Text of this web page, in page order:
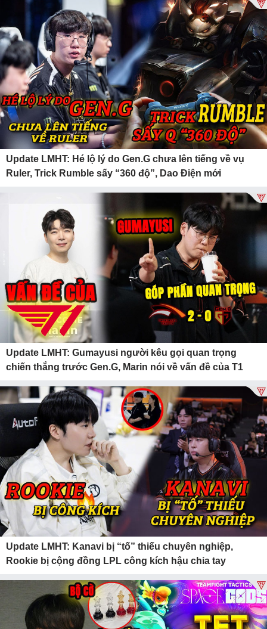
Update LMHT: Hé lộ lý do Gen.G chưa lên tiếng về vụ
Ruler, Trick Rumble sấy “360 độ”, Dao Điện mới
Update LMHT: Gumayusi người kêu gọi quan trọng
chiến thắng trước Gen.G, Marin nói về vấn đề của T1
Update LMHT: Kanavi bị “tố” thiếu chuyên nghiệp,
Rookie bị cộng đồng LPL công kích hậu chia tay